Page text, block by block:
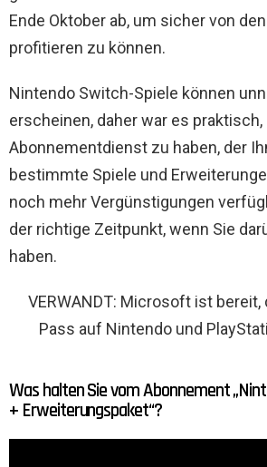
Ende Oktober ab, um sicher von
profitieren zu können.
Nintendo Switch-Spiele können
erscheinen, daher war es praktisch,
Abonnementdienst zu haben, der
bestimmte Spiele und
noch mehr Vergünstigungen
der richtige Zeitpunkt, wenn Sie
haben.
VERWANDT: Microsoft ist bereit,
Pass auf Nintendo und
Was halten Sie vom Abonnement
+ Erweiterungspaket“?